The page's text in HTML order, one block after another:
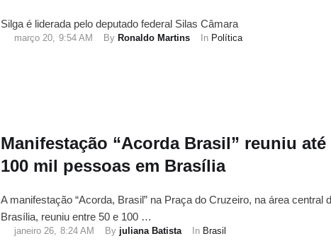
Silga é liderada pelo deputado federal Silas Câmara
março 20, 9:54 AM By Ronaldo Martins In Política
Manifestação “Acorda Brasil” reuniu até
100 mil pessoas em Brasília
A manifestação “Acorda, Brasil” na Praça do Cruzeiro, na área central
Brasília, reuniu entre 50 e 100 …
janeiro 26, 8:24 AM By juliana Batista In Brasil